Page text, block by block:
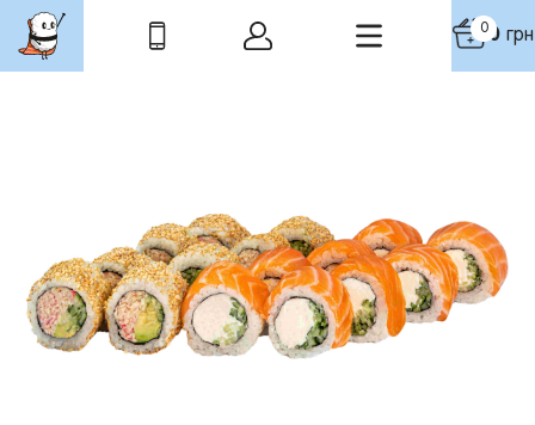
00 грн